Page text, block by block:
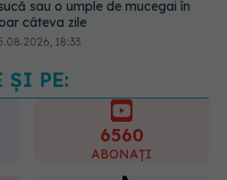
despre tratamentul cu
mari de Vitamina D în cancerul
ȘI PE:
6560
ABONAȚI